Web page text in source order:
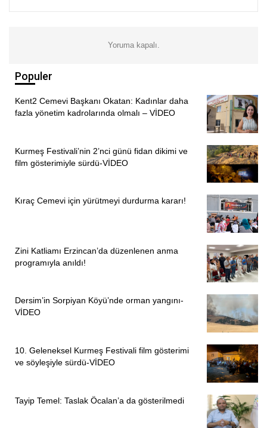
Yoruma kapalı.
Populer
Kent2 Cemevi Başkanı Okatan: Kadınlar daha
fazla yönetim kadrolarında olmalı – VİDEO
Kurmeş Festivali’nin 2’nci günü fidan dikimi ve
film gösterimiyle sürdü-VİDEO
Kıraç Cemevi için yürütmeyi durdurma kararı!
Zini Katliamı Erzincan’da düzenlenen anma
programıyla anıldı!
Dersim’in Sorpiyan Köyü’nde orman yangını-
VİDEO
10. Geleneksel Kurmeş Festivali film gösterimi
ve söyleşiyle sürdü-VİDEO
Tayip Temel: Taslak Öcalan’a da gösterilmedi